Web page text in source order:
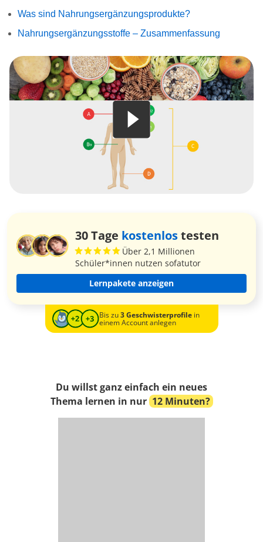
Was sind Nahrungsergänzungsprodukte?
Nahrungsergänzungsstoffe – Zusammenfassung
30 Tage kostenlostesten
Über 2,1 Millionen
Schüler*innen nutzen sofatutor
Lernpakete anzeigen
Bis zu3 Geschwisterprofilein
einem Account anlegen
Du willst ganz einfach ein neues
Thema lernen in nur 12 Minuten?